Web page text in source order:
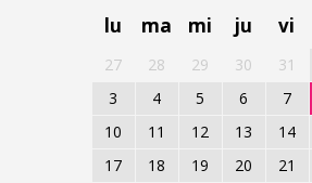
lu
ma mi ju vi
27 28 29 30 31
3
4 5 6 7
10
11 12 13 14
17
18 19 20 21